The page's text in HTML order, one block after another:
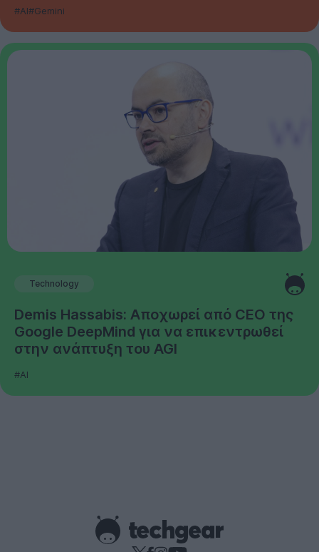
#AI#Gemini
Technology
Demis Hassabis: Αποχωρεί από CEO της
Google DeepMind για να επικεντρωθεί
στην ανάπτυξη του AGI
#AI